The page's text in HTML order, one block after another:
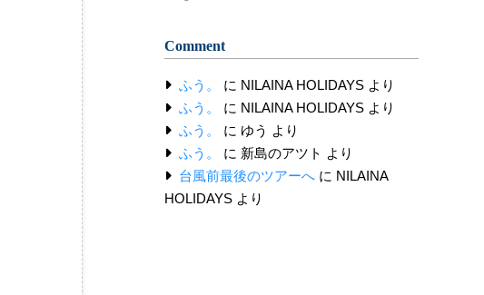
Comment
ふう。 に NILAINA HOLIDAYSより
ふう。
に NILAINA HOLIDAYSより
ふう。
に ゆう より
ふう。
に 新島のアツト より
台風前最後のツアーへに NILAINA
HOLIDAYS より